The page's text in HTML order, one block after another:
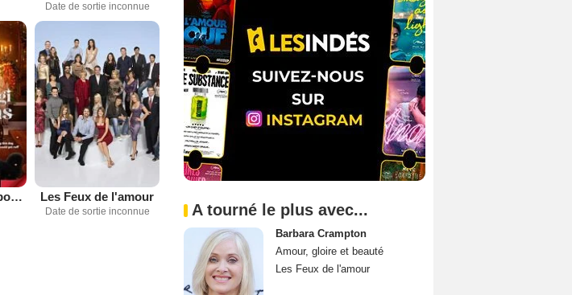
Date de sortie inconnue
Un cadeau royal pour Noël Les Feux de l'amour
Date de sortie inconnue A tourné le plus avec...
Barbara Crampton
Amour, gloire et beauté
Les Feux de l'amour